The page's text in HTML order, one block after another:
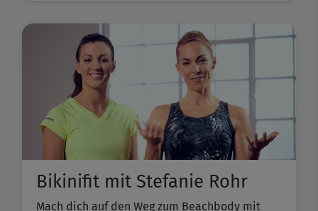
Bikinifit mit Stefanie Rohr
Mach dich auf den Weg zum Beachbody mit